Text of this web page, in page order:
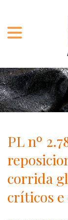
QUEM SOMOS
TRAJETÓRIA
INCLUSÃO E
PRÊMIOS
NOSSA EQUIPE
ÁREAS DE
PROFISSIONAIS
CARREIRA
Localização
EN-US
PL nº
corrida
críticos e